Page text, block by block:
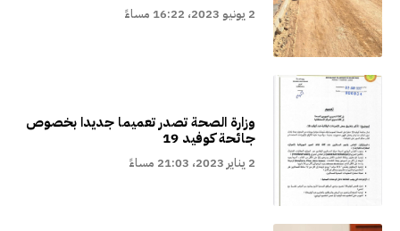
2 يونيو 2023، 16:22 مساءً
وزارة الصحة تصدر تعميما جديدا بخصوص
جائحة كوفيد 19
2 يناير 2023، 21:03 مساءً